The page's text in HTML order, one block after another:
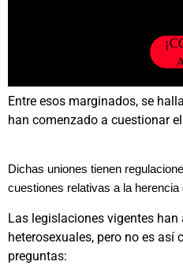
Entre esos marginados, se
han comenzado a cuestionar
Dichas uniones tienen
cuestiones relativas a la
Las legislaciones vigentes
heterosexuales, pero no es
preguntas: